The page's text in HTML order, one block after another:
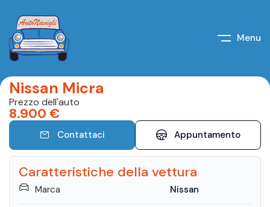
Menu
Nissan Micra
Prezzo dell'auto
8.900 €
Contattaci Appuntamento
Caratteristiche della vettura
Marca Nissan